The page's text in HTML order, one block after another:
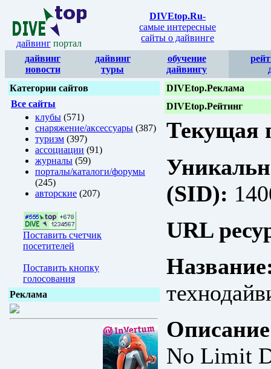
дайвинг портал
DIVEtop.Ru-
самые интересные
сайты о дайвинге
дайвинг
новости
дайвинг
туры
обучение
дайвингу
Категории сайтов
Все сайты
клубы (571)
снаряжение/аксессуары (387)
туризм (397)
ассоциации (91)
журналы (59)
порталы/каталоги/форумы
(245)
авторские (207)
Поставить счетчик
посетителей
Поставить кнопку
голосования
Реклама
DIVEtop.Реклама
DIVEtop.Рейтинг
Текущая
(SID):
URL
No Limit